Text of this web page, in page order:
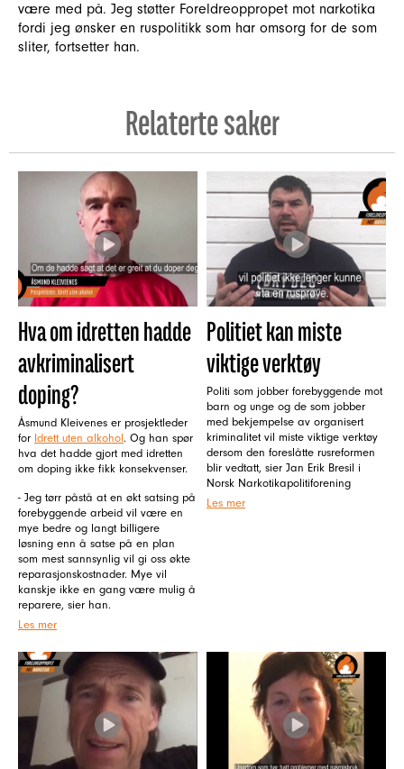
være med på. Jeg støtter Foreldreoppropet mot narkotika
fordi jeg ønsker en ruspolitikk som har omsorg for de som
sliter, fortsetter han.
Relaterte saker
Hva om idretten hadde
avkriminalisert
doping?
Åsmund Kleivenes er prosjektleder
for Idrett uten alkohol. Og han spør
hva det hadde gjort med idretten
om doping ikke fikk konsekvenser.
- Jeg tørr påstå at en økt satsing på
forebyggende arbeid vil være en
mye bedre og langt billigere
løsning enn å satse på en plan
som mest sannsynlig vil gi oss økte
reparasjonskostnader. Mye vil
kanskje ikke en gang være mulig å
reparere, sier han.
Les mer
Politiet kan miste
viktige verktøy
Politi som jobber forebyggende mot
barn og unge og de som jobber
med bekjempelse av organisert
kriminalitet vil miste viktige verktøy
dersom den foreslåtte rusreformen
blir vedtatt, sier Jan Erik Bresil i
Norsk Narkotikapolitiforening
Les mer